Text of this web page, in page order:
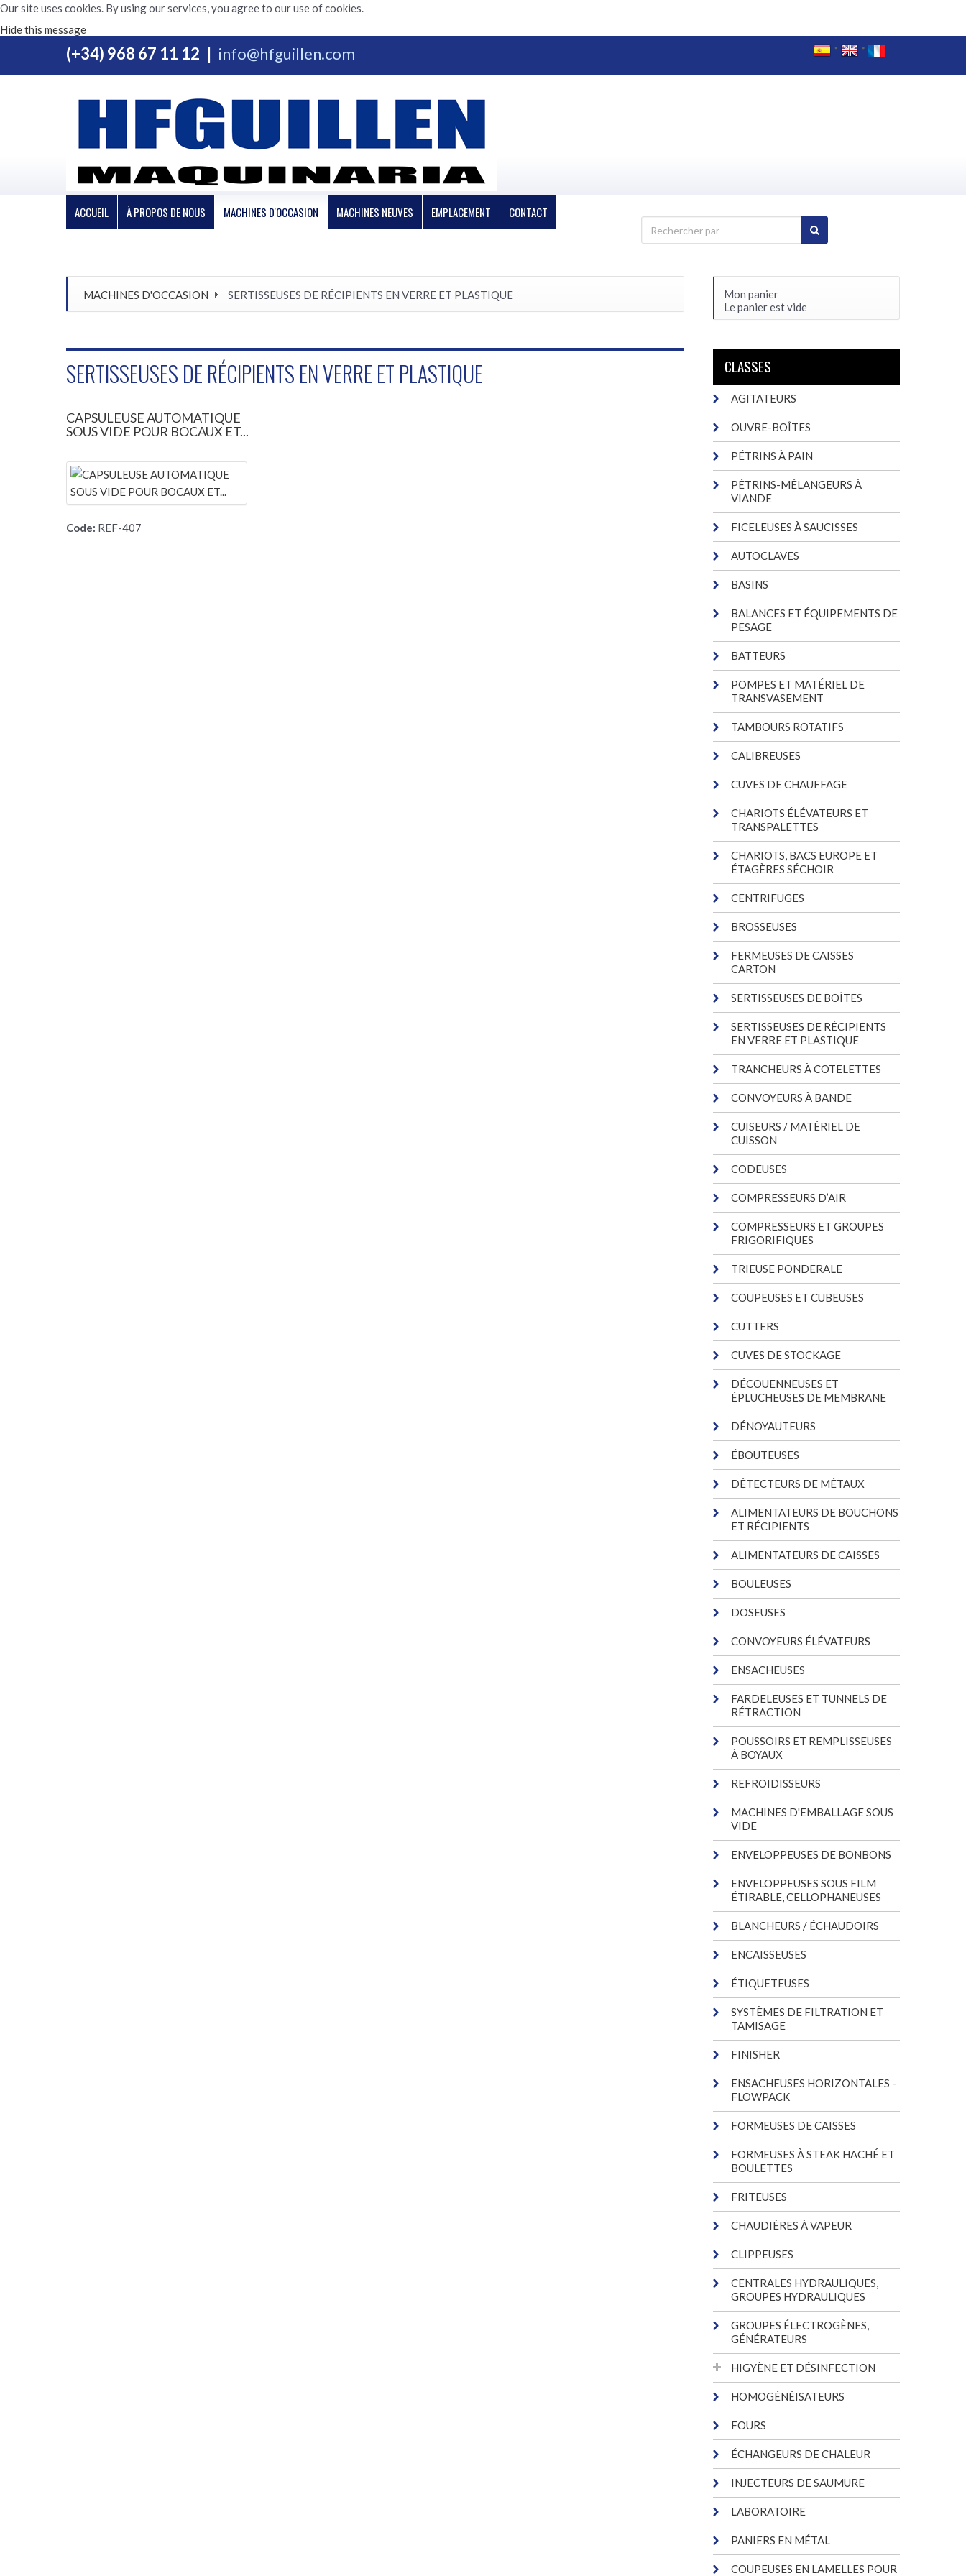
Our site uses cookies. By using our services, you agree to our use of cookies.
Hide this message
(+34) 968 67 11 12 info@hfguillen.com
ACCUEIL À PROPOS DE NOUS MACHINES D'OCCASION MACHINES NEUVES EMPLACEMENT CONTACT
MACHINES D'OCCASION SERTISSEUSES DE RÉCIPIENTS EN VERRE ET PLASTIQUE
SERTISSEUSES DE RÉCIPIENTS EN VERRE ET PLASTIQUE
CAPSULEUSE AUTOMATIQUE
SOUS VIDE POUR BOCAUX ET...
Code: REF-407
Mon panier
Le panier est vide
CLASSES
AGITATEURS
OUVRE-BOÎTES
PÉTRINS À PAIN
PÉTRINS-MÉLANGEURS À
VIANDE
FICELEUSES À SAUCISSES
AUTOCLAVES
BASINS
BALANCES ET ÉQUIPEMENTS DE
PESAGE
BATTEURS
POMPES ET MATÉRIEL DE
TRANSVASEMENT
TAMBOURS ROTATIFS
CALIBREUSES
CUVES DE CHAUFFAGE
CHARIOTS ÉLÉVATEURS ET
TRANSPALETTES
CHARIOTS, BACS EUROPE ET
ÉTAGÈRES SÉCHOIR
CENTRIFUGES
BROSSEUSES
FERMEUSES DE CAISSES
CARTON
SERTISSEUSES DE BOÎTES
SERTISSEUSES DE RÉCIPIENTS
EN VERRE ET PLASTIQUE
TRANCHEURS À COTELETTES
CONVOYEURS À BANDE
CUISEURS / MATÉRIEL DE
CUISSON
CODEUSES
COMPRESSEURS D’AIR
COMPRESSEURS ET GROUPES
FRIGORIFIQUES
TRIEUSE PONDERALE
COUPEUSES ET CUBEUSES
CUTTERS
CUVES DE STOCKAGE
DÉCOUENNEUSES ET
ÉPLUCHEUSES DE MEMBRANE
DÉNOYAUTEURS
ÉBOUTEUSES
DÉTECTEURS DE MÉTAUX
ALIMENTATEURS DE BOUCHONS
ET RÉCIPIENTS
ALIMENTATEURS DE CAISSES
BOULEUSES
DOSEUSES
CONVOYEURS ÉLÉVATEURS
ENSACHEUSES
FARDELEUSES ET TUNNELS DE
RÉTRACTION
POUSSOIRS ET REMPLISSEUSES
À BOYAUX
REFROIDISSEURS
MACHINES D'EMBALLAGE SOUS
VIDE
ENVELOPPEUSES DE BONBONS
ENVELOPPEUSES SOUS FILM
ÉTIRABLE, CELLOPHANEUSES
BLANCHEURS / ÉCHAUDOIRS
ENCAISSEUSES
ÉTIQUETEUSES
SYSTÈMES DE FILTRATION ET
TAMISAGE
FINISHER
ENSACHEUSES HORIZONTALES -
FLOWPACK
FORMEUSES DE CAISSES
FORMEUSES À STEAK HACHÉ ET
BOULETTES
FRITEUSES
CHAUDIÈRES À VAPEUR
CLIPPEUSES
CENTRALES HYDRAULIQUES,
GROUPES HYDRAULIQUES
GROUPES ÉLECTROGÈNES,
GÉNÉRATEURS
HIGYÈNE ET DÉSINFECTION
HOMOGÉNÉISATEURS
FOURS
ÉCHANGEURS DE CHALEUR
INJECTEURS DE SAUMURE
LABORATOIRE
PANIERS EN MÉTAL
COUPEUSES EN LAMELLES POUR